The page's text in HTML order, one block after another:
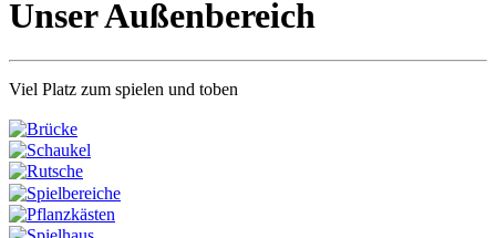
Unser Außenbereich
Viel Platz zum spielen und toben